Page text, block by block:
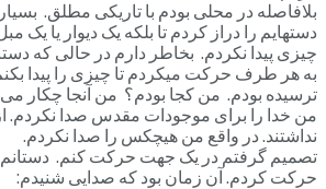
بلافاصله در محلی بودم با تاریکی مطلق.
دستهایم را دراز کردم تا بلکه یک دیوار یا یک
چیزی پیدا نکردم. بخاطر دارم در حالی که
به هر طرف حرکت میکردم تا چیزی را پیدا
ترسیده بودم. من کجا بودم؟ من آنجا چکار
من خدا را برای موجودات مقدس صدا نکردم.
نداشتند. در واقع من هیچکس را صدا نکردم.
تصمیم گرفتم در یک جهت حرکت کنم. دستانم
حرکت کردم. آن زمان بود که صدایی شنیدم: